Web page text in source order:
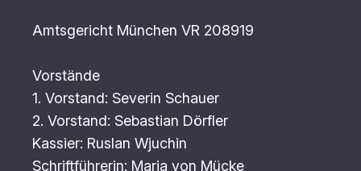
Amtsgericht München VR 208919
Vorstände
1. Vorstand: Severin Schauer
2. Vorstand: Sebastian Dörfler
Kassier: Ruslan Wjuchin
Schriftführerin: Maria von Mücke